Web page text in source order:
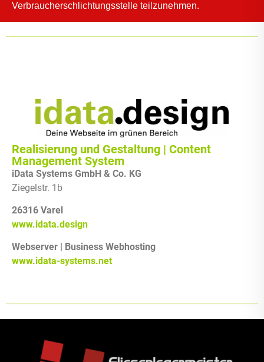
Verbraucherschlichtungsstelle teilzunehmen.
Realisierung und Gestaltung | Content
Management System
iData Systems GmbH & Co. KG
Ziegelstr. 1b
26316 Varel
www.idata.design
Webserver | Business Webhosting
www.idata-systems.net